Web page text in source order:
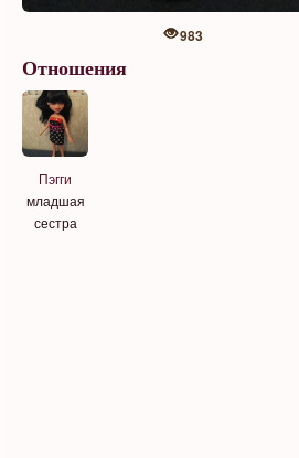
983
Отношения
Пэгги
младшая
сестра